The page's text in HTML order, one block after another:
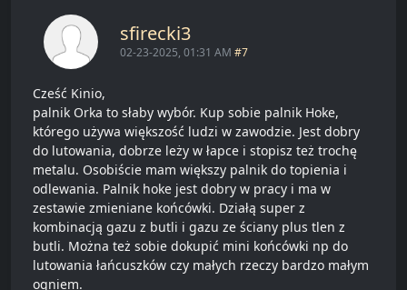
sfirecki3
02-23-2025, 01:31 AM #7
Cześć Kinio,
palnik Orka to słaby wybór. Kup sobie palnik Hoke,
którego używa większość ludzi w zawodzie. Jest dobry
do lutowania, dobrze leży w łapce i stopisz też trochę
metalu. Osobiście mam większy palnik do topienia i
odlewania. Palnik hoke jest dobry w pracy i ma w
zestawie zmieniane końcówki. Działą super z
kombinacją gazu z butli i gazu ze ściany plus tlen z
butli. Można też sobie dokupić mini końcówki np do
lutowania łańcuszków czy małych rzeczy bardzo małym
ogniem.